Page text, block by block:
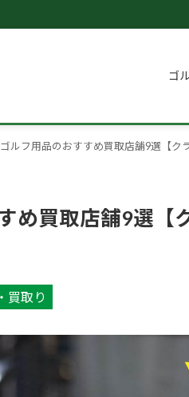
ゴ
ルフ用品のおすすめ買取店舗9選【ク
め買取店舗9選【
買取り